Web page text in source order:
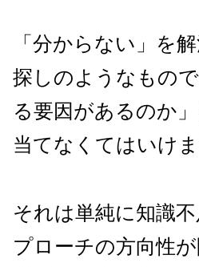
「分からない」を
探しのようなもの
る要因があるのか
当てなくてはいけま
それは単純に知識
プローチの方向性